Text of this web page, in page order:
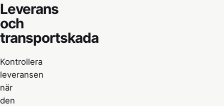
Leverans
och
transportskada
Kontrollera
leveransen
när
den